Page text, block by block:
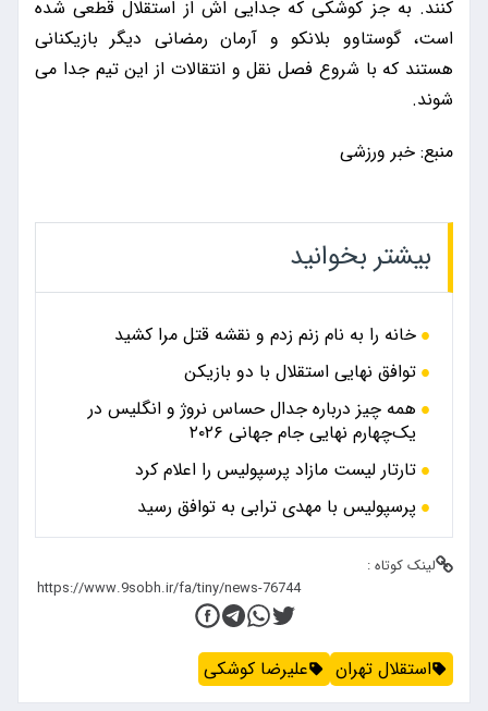
کنند. به جز کوشکی که جدایی اش از استقلال قطعی شده
است، گوستاوو بلانکو و آرمان رمضانی دیگر بازیکنانی
هستند که با شروع فصل نقل و انتقالات از این تیم جدا می
شوند.
منبع: خبر ورزشی
بیشتر بخوانید
خانه را به نام زنم زدم و نقشه قتل مرا کشید
توافق نهایی استقلال با دو بازیکن
همه چیز درباره جدال حساس نروژ و انگلیس در
یک‌چهارم نهایی جام جهانی ۲۰۲۶
تارتار لیست مازاد پرسپولیس را اعلام کرد
پرسپولیس با مهدی ترابی به توافق رسید
لینک کوتاه :
استقلال تهران علیرضا کوشکی